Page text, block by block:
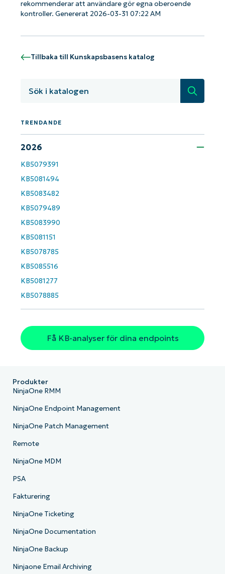
rekommenderar att användare gör egna oberoende
kontroller. Genererat 2026-03-31 07:22 AM
Tillbaka till Kunskapsbasens katalog
Sök
TRENDANDE
2026
KB5079391
KB5081494
KB5083482
KB5079489
KB5083990
KB5081151
KB5078785
KB5085516
KB5081277
KB5078885
Få KB-analyser för dina endpoints
Kom igång med NinjaOne AI-drivna
KB-analyser!
last
Country
Company
name*
Produkter
NinjaOne RMM
NinjaOne Endpoint Management
NinjaOne Patch Management
Remote
NinjaOne MDM
PSA
Fakturering
NinjaOne Ticketing
NinjaOne Documentation
NinjaOne Backup
Ninjaone Email Archiving